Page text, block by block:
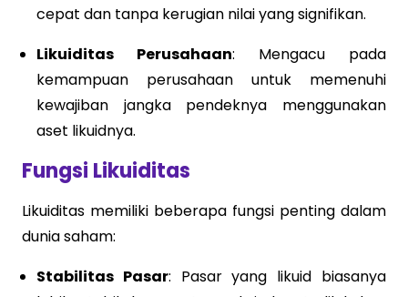
cepat dan tanpa kerugian nilai yang signifikan.
Likuiditas Perusahaan: Mengacu pada
kemampuan perusahaan untuk memenuhi
kewajiban jangka pendeknya menggunakan
aset likuidnya.
Fungsi Likuiditas
Likuiditas memiliki beberapa fungsi penting dalam
dunia saham:
Stabilitas Pasar: Pasar yang likuid biasanya